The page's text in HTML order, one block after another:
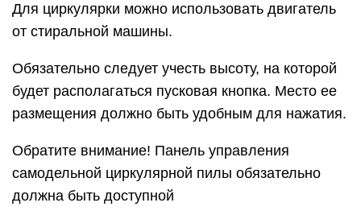
Для циркулярки можно использовать двигатель
от стиральной машины.
Обязательно следует учесть высоту, на которой
будет располагаться пусковая кнопка. Место ее
размещения должно быть удобным для нажатия.
Обратите внимание! Панель управления
самодельной циркулярной пилы обязательно
должна быть доступной